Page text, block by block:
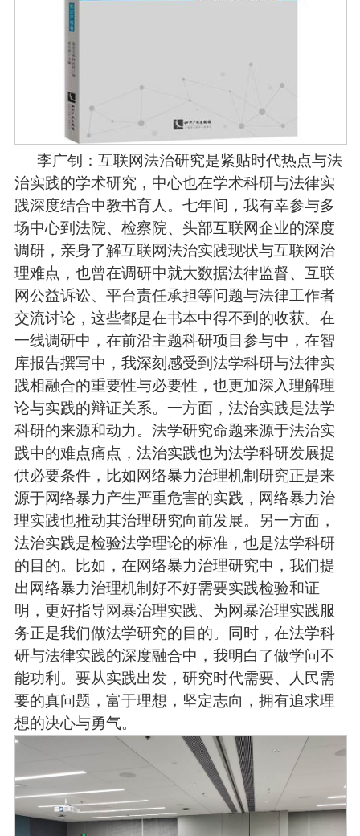
李广钊：互联网法治研究是紧贴时代热点与法
治实践的学术研究，中心也在学术科研与法律实
践深度结合中教书育人。七年间，我有幸参与多
场中心到法院、检察院、头部互联网企业的深度
调研，亲身了解互联网法治实践现状与互联网治
理难点，也曾在调研中就大数据法律监督、互联
网公益诉讼、平台责任承担等问题与法律工作者
交流讨论，这些都是在书本中得不到的收获。在
一线调研中，在前沿主题科研项目参与中，在智
库报告撰写中，我深刻感受到法学科研与法律实
践相融合的重要性与必要性，也更加深入理解理
论与实践的辩证关系。一方面，法治实践是法学
科研的来源和动力。法学研究命题来源于法治实
践中的难点痛点，法治实践也为法学科研发展提
供必要条件，比如网络暴力治理机制研究正是来
源于网络暴力产生严重危害的实践，网络暴力治
理实践也推动其治理研究向前发展。另一方面，
法治实践是检验法学理论的标准，也是法学科研
的目的。比如，在网络暴力治理研究中，我们提
出网络暴力治理机制好不好需要实践检验和证
明，更好指导网暴治理实践、为网暴治理实践服
务正是我们做法学研究的目的。同时，在法学科
研与法律实践的深度融合中，我明白了做学问不
能功利。要从实践出发，研究时代需要、人民需
要的真问题，富于理想，坚定志向，拥有追求理
想的决心与勇气。